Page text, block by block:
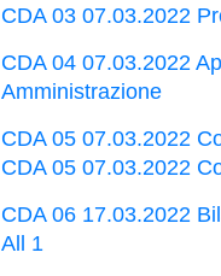
CDA 03 07.03.2022
CDA 04 07.03.2022
Amministrazione
CDA 05 07.03.2022
CDA 05 07.03.2022
CDA 06 17.03.2022
All 1